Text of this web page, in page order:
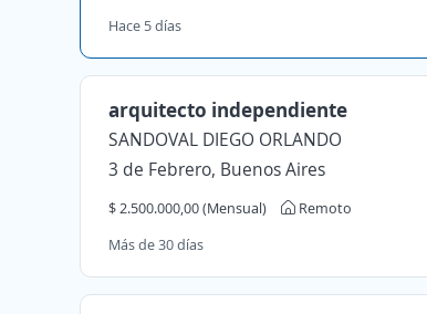
Hace 5 días
arquitecto independiente
SANDOVAL DIEGO ORLANDO
3 de Febrero, Buenos Aires
$ 2.500.000,00 (Mensual)
Remoto
Más de 30 días